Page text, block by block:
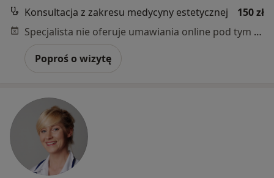
Konsultacja z zakresu medycyny estetycznej
150 zł
Specjalista nie oferuje umawiania online pod tym adresem.
Poproś o wizytę